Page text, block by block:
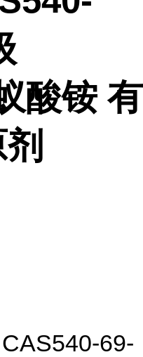
酸铵 有
69-